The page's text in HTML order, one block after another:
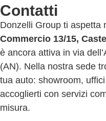
Contatti
Donzelli Group ti aspetta
Commercio 13/15,
è ancora attiva in via
(AN). Nella nostra sede
tua auto: showroom,
accoglierti con servizi
misura.